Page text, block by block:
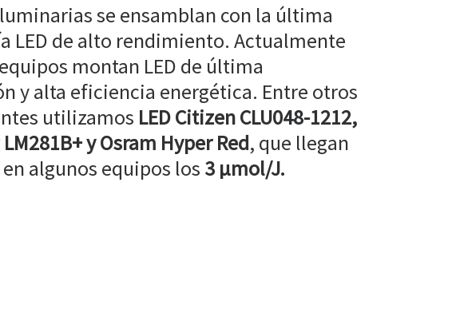
se ensamblan con la última
LED de alto rendimiento. Actualmente
montan LED de última
y alta eficiencia energética. Entre otros
utilizamos LED Citizen CLU048-1212,
y Osram Hyper Red, que llegan
algunos equipos los 3 µmol/J.